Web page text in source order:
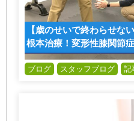
【歳のせいで終わらせな
根本治療！変形性膝関節
ブログ スタッフブログ 記